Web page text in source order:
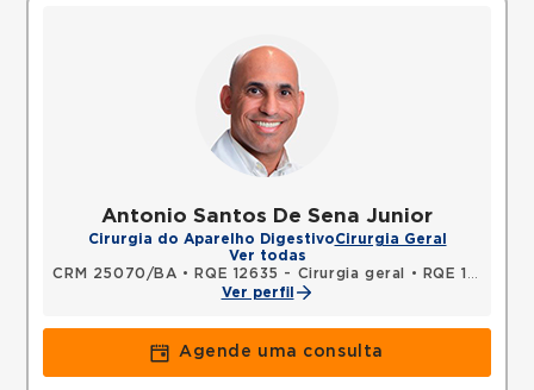
Antonio Santos De Sena Junior
Cirurgia do Aparelho DigestivoCirurgia Geral
Ver todas
CRM 25070/BA • RQE 12635 - Cirurgia geral •
RQE 14669 - Cirurgia do aparelho digestivo
Ver perfil
Agende uma consulta